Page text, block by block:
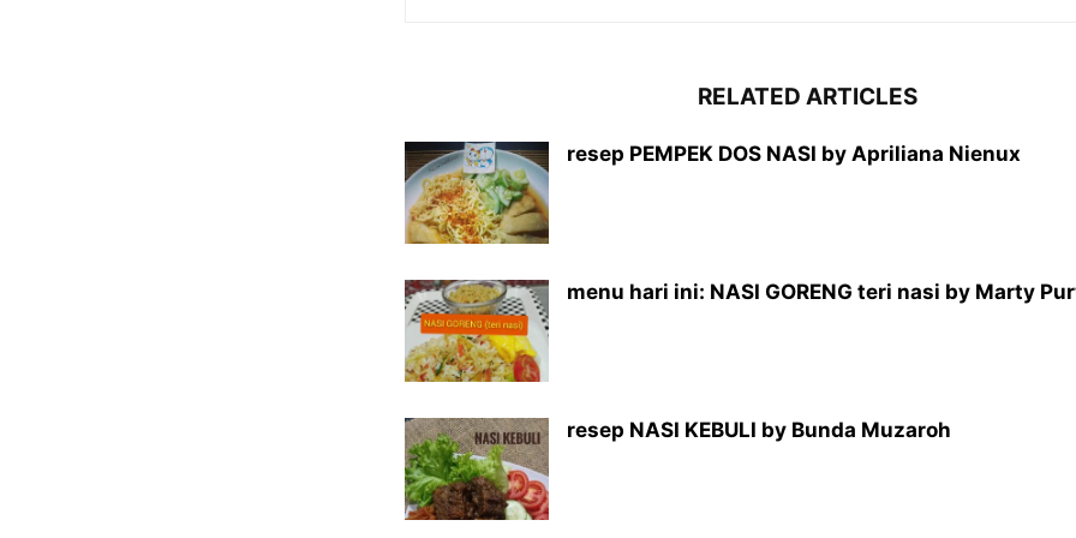
RELATED ARTICLES
resep PEMPEK DOS NASI by Apriliana Nienux
menu hari ini: NASI GORENG teri nasi by Marty
resep NASI KEBULI by Bunda Muzaroh